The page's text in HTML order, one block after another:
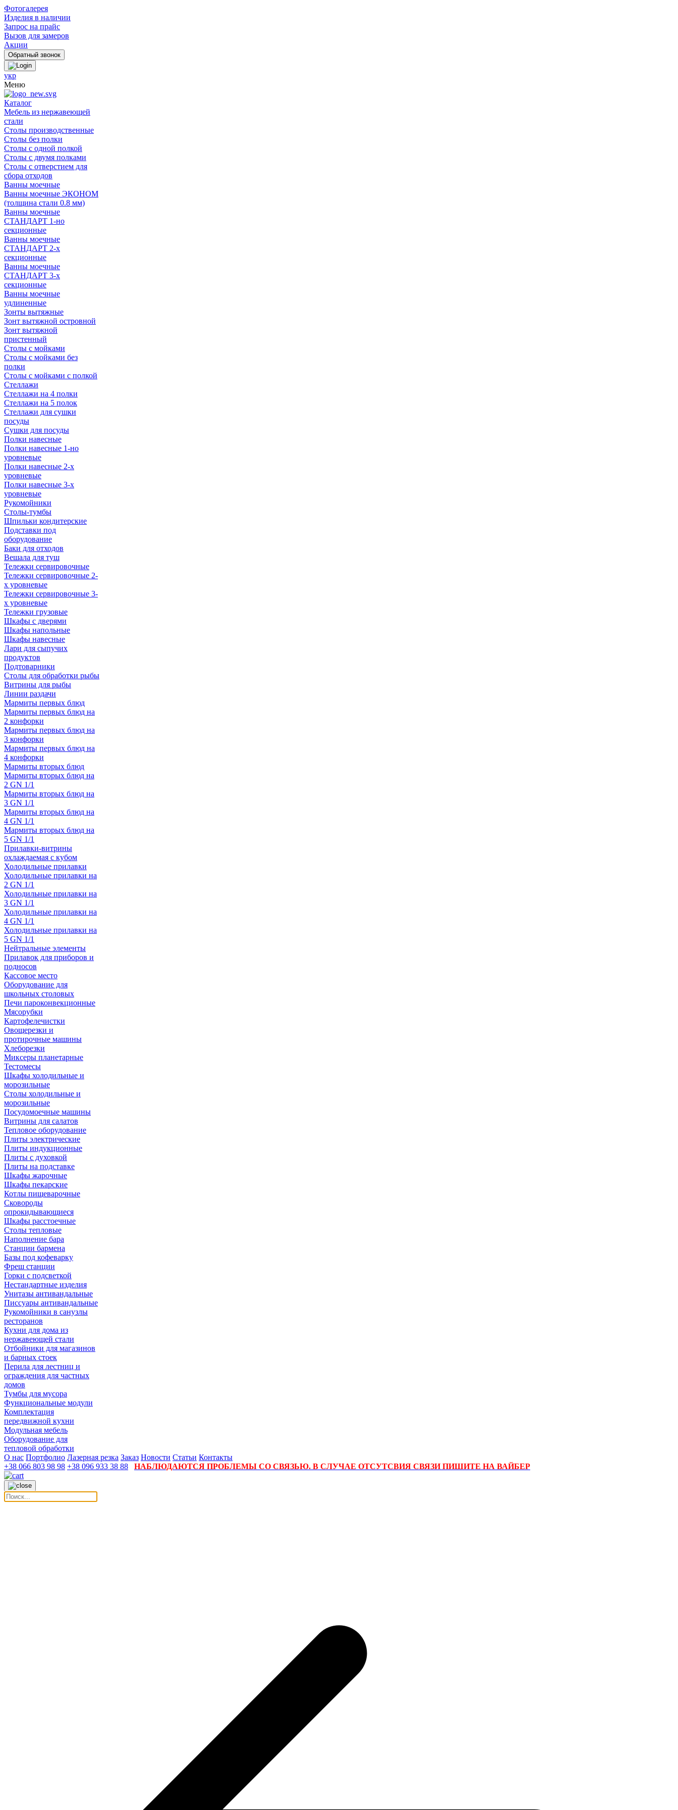
Фотогалерея
Изделия в наличии
Запрос на прайс
Вызов для замеров
Акции
укр
Меню
Каталог
Мебель из нержавеющей
стали
Столы производственные
Столы без полки
Столы с одной полкой
Столы с двумя полками
Столы с отверстием для
сбора отходов
Ванны моечные
Ванны моечные ЭКОНОМ
(толщина стали 0.8 мм)
Ванны моечные
СТАНДАРТ 1-но
секционные
Ванны моечные
СТАНДАРТ 2-х
секционные
Ванны моечные
СТАНДАРТ 3-х
секционные
Ванны моечные
удлиненные
Зонты вытяжные
Зонт вытяжной островной
Зонт вытяжной
пристенный
Столы с мойками
Столы с мойками без
полки
Столы с мойками с полкой
Стеллажи
Стеллажи на 4 полки
Стеллажи на 5 полок
Стеллажи для сушки
посуды
Сушки для посуды
Полки навесные
Полки навесные 1-но
уровневые
Полки навесные 2-х
уровневые
Полки навесные 3-х
уровневые
Рукомойники
Столы-тумбы
Шпильки кондитерские
Подставки под
оборудование
Баки для отходов
Вешала для туш
Тележки сервировочные
Тележки сервировочные 2-
х уровневые
Тележки сервировочные 3-
х уровневые
Тележки грузовые
Шкафы с дверями
Шкафы напольные
Шкафы навесные
Лари для сыпучих
продуктов
Подтоварники
Столы для обработки рыбы
Витрины для рыбы
Линии раздачи
Мармиты первых блюд
Мармиты первых блюд на
2 конфорки
Мармиты первых блюд на
3 конфорки
Мармиты первых блюд на
4 конфорки
Мармиты вторых блюд
Мармиты вторых блюд на
2 GN 1/1
Мармиты вторых блюд на
3 GN 1/1
Мармиты вторых блюд на
4 GN 1/1
Мармиты вторых блюд на
5 GN 1/1
Прилавки-витрины
охлаждаемая с кубом
Холодильные прилавки
Холодильные прилавки на
2 GN 1/1
Холодильные прилавки на
3 GN 1/1
Холодильные прилавки на
4 GN 1/1
Холодильные прилавки на
5 GN 1/1
Нейтральные элементы
Прилавок для приборов и
подносов
Кассовое место
Оборудование для
школьных столовых
Печи пароконвекционные
Мясорубки
Картофелечистки
Овощерезки и
протирочные машины
Хлеборезки
Миксеры планетарные
Тестомесы
Шкафы холодильные и
морозильные
Столы холодильные и
морозильные
Посудомоечные машины
Витрины для салатов
Тепловое оборудование
Плиты электрические
Плиты индукционные
Плиты с духовкой
Плиты на подставке
Шкафы жарочные
Шкафы пекарские
Котлы пищеварочные
Сковороды
опрокидывающиеся
Шкафы расстоечные
Столы тепловые
Наполнение бара
Станции бармена
Базы под кофеварку
Фреш станции
Горки с подсветкой
Нестандартные изделия
Унитазы антивандальные
Писсуары антивандальные
Рукомойники в санузлы
ресторанов
Кухни для дома из
нержавеющей стали
Отбойники для магазинов
и барных стоек
Перила для лестниц и
ограждения для частных
домов
Тумбы для мусора
Функциональные модули
Комплектация
передвижной кухни
Модульная мебель
Оборудование для
тепловой обработки
О нас Портфолио Лазерная резка Заказ Новости Статьи Контакты
+38 066 803 98 98 +38 096 933 38 88 НАБЛЮДАЮТСЯ ПРОБЛЕМЫ СО СВЯЗЬЮ. В СЛУЧАЕ ОТСУТСВИЯ СВЯЗИ ПИШИТЕ НА ВАЙБЕР